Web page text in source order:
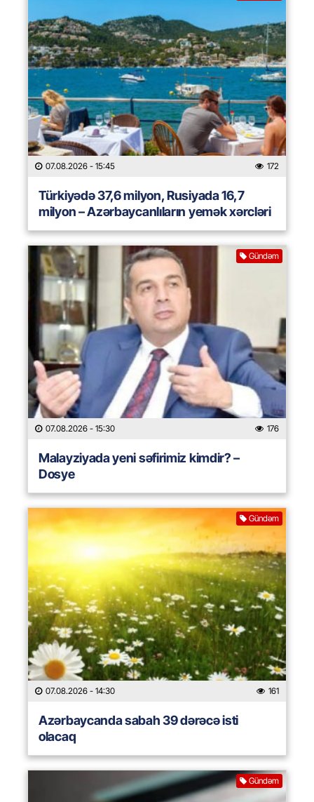
07.08.2026 - 15:45 172
Türkiyədə 37,6 milyon, Rusiyada 16,7
milyon – Azərbaycanlıların yemək xərcləri
Gündəm
07.08.2026 - 15:30 176
Malayziyada yeni səfirimiz kimdir? –
Dosye
Gündəm
07.08.2026 - 14:30 161
Azərbaycanda sabah 39 dərəcə isti
olacaq
Gündəm